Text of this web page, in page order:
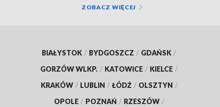
ZOBACZ WIĘCEJ
BIAŁYSTOK / BYDGOSZCZ / GDAŃSK /
GORZÓW WLKP. / KATOWICE / KIELCE /
KRAKÓW / LUBLIN / ŁÓDŹ / OLSZTYN /
OPOLE / POZNAŃ / RZESZÓW /